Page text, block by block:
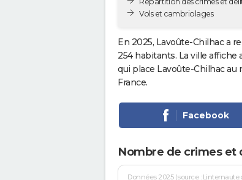
Vols et cambriolages
En 2025, Lavoûte-Chilhac a
254 habitants. La ville
qui place Lavoûte-Chilhac au
France.
Facebook
Nombre de crimes et
Données 2025 (source :